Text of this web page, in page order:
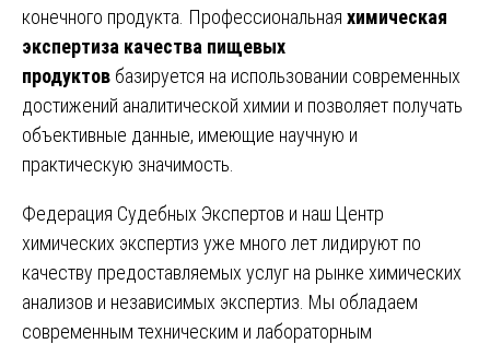
конечного продукта. Профессиональная химическая
экспертиза качества пищевых
продуктов базируется на использовании современных
достижений аналитической химии и позволяет получать
объективные данные, имеющие научную и
практическую значимость.
Федерация Судебных Экспертов и наш Центр
химических экспертиз уже много лет лидируют по
качеству предоставляемых услуг на рынке химических
анализов и независимых экспертиз. Мы обладаем
современным техническим и лабораторным